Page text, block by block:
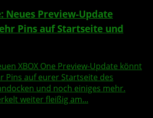
Neues Preview-Update
Pins auf Startseite und
XBOX One Preview-Update könnt
Pins auf eurer Startseite des
und noch einiges mehr.
weiter fleißig am...